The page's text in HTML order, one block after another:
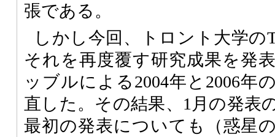
張である。
しかし今回、トロント大学の
それを再度覆す研究成果を発
ッブルによる2004年と2006年
直した。その結果、1月の発表
最初の発表についても（惑星